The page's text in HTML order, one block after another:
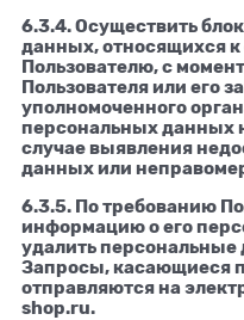
6.3.4. Осуществить
данных, относящихся
Пользователю, с
Пользователя или его
уполномоченного
персональных данных
случае выявления
данных или
6.3.5. По требованию
информацию о его
удалить персональные
Запросы, касающиеся
отправляются на
shop.ru.